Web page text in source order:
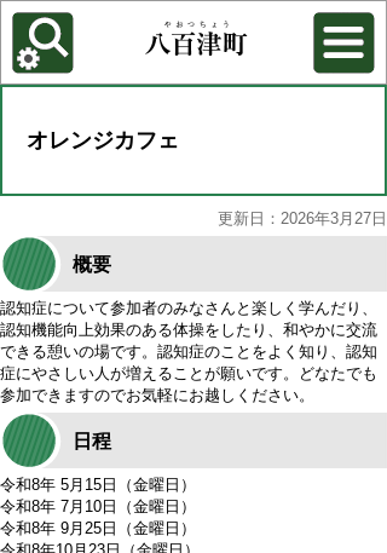
各種機能
背景色を変更する
オレンジカフェ
更新日：2026年3月27日
概要
認知症について参加者のみなさんと楽しく学んだり、
認知機能向上効果のある体操をしたり、和やかに交流
できる憩いの場です。認知症のことをよく知り、認知
症にやさしい人が増えることが願いです。どなたでも
参加できますのでお気軽にお越しください。
日程
令和8年 5月15日（金曜日）
令和8年 7月10日（金曜日）
令和8年 9月25日（金曜日）